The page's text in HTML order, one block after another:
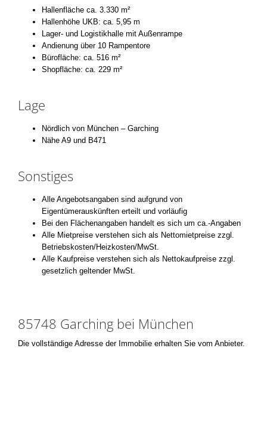
Hallenfläche ca. 3.330 m²
Hallenhöhe UKB: ca. 5,95 m
Lager- und Logistikhalle mit Außenrampe
Andienung über 10 Rampentore
Bürofläche: ca. 516 m²
Shopfläche: ca. 229 m²
Lage
Nördlich von München – Garching
Nähe A9 und B471
Sonstiges
Alle Angebotsangaben sind aufgrund von
Eigentümerauskünften erteilt und vorläufig
Bei den Flächenangaben handelt es sich um ca.-Angaben
Alle Mietpreise verstehen sich als Nettomietpreise zzgl.
Betriebskosten/Heizkosten/MwSt.
Alle Kaufpreise verstehen sich als Nettokaufpreise zzgl.
gesetzlich geltender MwSt.
85748 Garching bei München
Die vollständige Adresse der Immobilie erhalten Sie vom Anbieter.